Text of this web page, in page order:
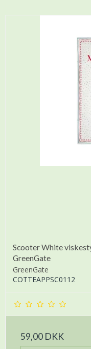
Scooter White
GreenGate
GreenGate
COTTEAPPSC0112
59,00 DKK